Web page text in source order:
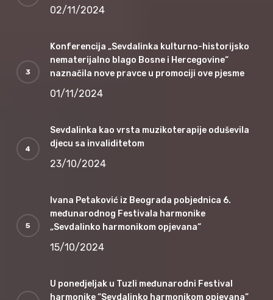
02/11/2024
Konferencija „Sevdalinka kulturno-historijsko
nematerijalno blago Bosne i Hercegovine“
naznačila nove pravce u promociji ove pjesme
01/11/2024
Sevdalinka kao vrsta muzikoterapije oduševila
djecu sa invaliditetom
23/10/2024
Ivana Petaković iz Beograda pobjednica 6.
međunarodnog Festivala harmonike
„Sevdalinko harmonikom opjevana“
15/10/2024
U ponedjeljak u Tuzli međunarodni Festival
harmonike “Sevdalinko harmonikom opjevana”